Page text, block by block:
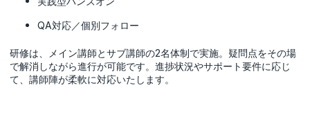
QA対応／個別フォロー
研修は、メイン講師とサブ講師の2名体制で実施。疑問点をその場
で解消しながら進行が可能です。進捗状況やサポート要件に応じ
て、講師陣が柔軟に対応いたします。